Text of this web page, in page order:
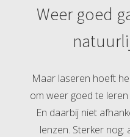
Weer goed
Maar laseren hoeft
om weer goed te
En daarbij niet
lenzen. Sterker nog: